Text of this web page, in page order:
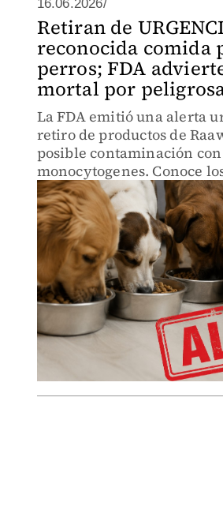
16.06.2026/
Retiran de
reconocida comida
perros; FDA
mortal por
La FDA emitió una alerta
retiro de productos de
posible contaminación
monocytogenes. Conoce
afectados y los riesgos
personas.